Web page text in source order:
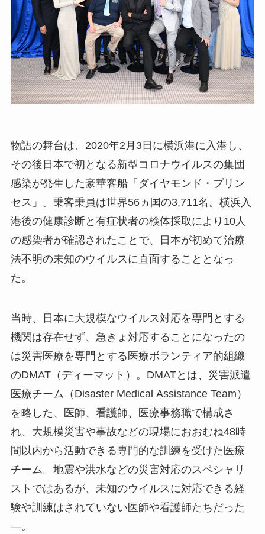
物語の舞台は、2020年2月3日に横浜港に入港し、
その後日本で初となる新型コロナウイルスの集団
感染が発生した豪華客船「ダイヤモンド・プリン
セス」。乗客乗員は世界56ヵ国の3,711名。横浜入
港後の健康診断と有症状者の検体採取により10人
の感染者が確認されたことで、日本が初めて治療
法不明の未知のウイルスに直面することとなっ
た。
当時、日本に大規模なウイルス対応を専門とする
機関は存在せず、急きょ対応することになったの
は災害医療を専門とする医療ボランティア的組織
のDMAT（ディーマット）。DMATとは、災害派遣
医療チーム（Disaster Medical Assistance Team）
を略した、医師、看護師、医療事務職で構成さ
れ、大規模災害や事故などの現場におおむね48時
間以内から活動できる専門的な訓練を受けた医療
チーム。地震や洪水などの災害対応のスペシャリ
ストではあるが、未知のウイルスに対応できる経
験や訓練はされていない医師や看護師たちだった
―。